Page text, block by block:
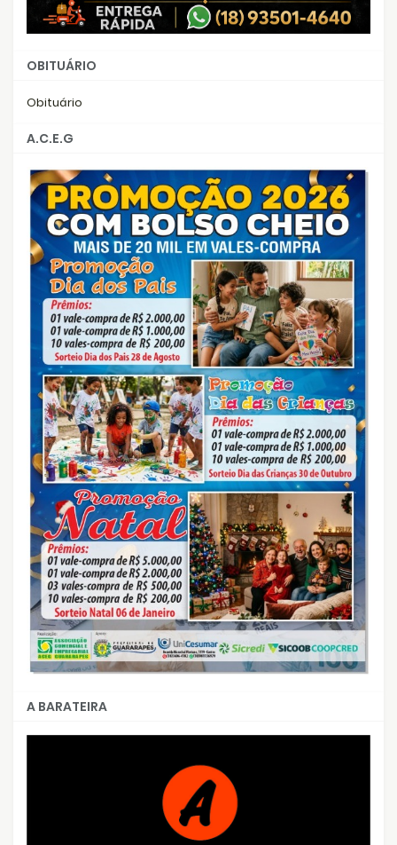
OBITUÁRIO
Obituário
A.C.E.G
A BARATEIRA